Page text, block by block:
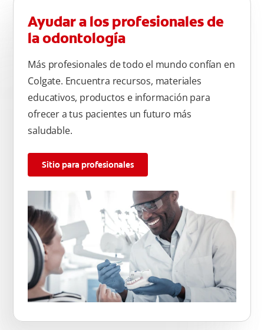
Ayudar a los profesionales de
la odontología
Más profesionales de todo el mundo confían en
Colgate. Encuentra recursos, materiales
educativos, productos e información para
ofrecer a tus pacientes un futuro más
saludable.
Sitio para profesionales